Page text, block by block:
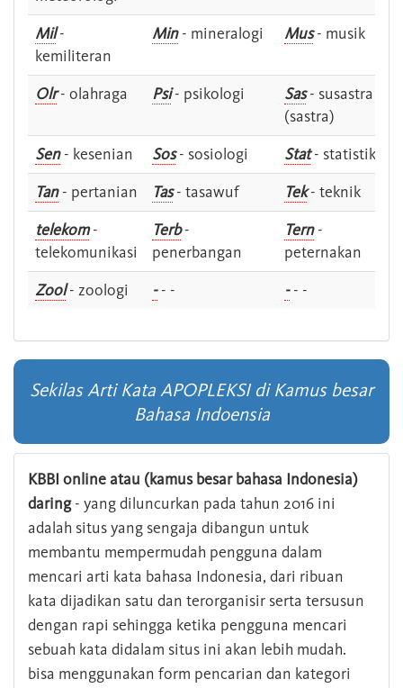
Mil-
kemiliteran
Min- mineralogi Mus- musik
Olr- olahraga Psi- psikologi Sas- susastra -
(sastra)
Sen- kesenian Sos- sosiologi Stat- statistik
Tan- pertanian Tas- tasawuf Tek- teknik
telekom-
telekomunikasi
Terb-
penerbangan
Tern-
peternakan
Zool- zoologi -- - -- -
Sekilas Arti Kata APOPLEKSI di Kamus besar
Bahasa Indoensia
KBBI online atau (kamus besar bahasa Indonesia)
daring- yang diluncurkan pada tahun 2016 ini
adalah situs yang sengaja dibangun untuk
membantu mempermudah pengguna dalam
mencari arti kata bahasa Indonesia, dari ribuan
kata dijadikan satu dan terorganisir serta tersusun
dengan rapi sehingga ketika pengguna mencari
sebuah kata didalam situs ini akan lebih mudah.
bisa menggunakan form pencarian dan kategori